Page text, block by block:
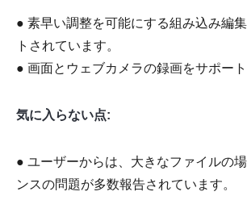
● 素早い調整を可能にする組み込み編
トされています。
● 画面とウェブカメラの録画をサポート
気に入らない点:
● ユーザーからは、大きなファイルの
ンスの問題が多数報告されています。